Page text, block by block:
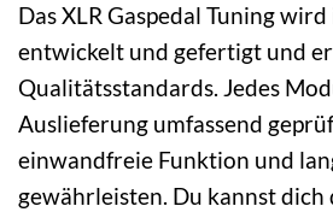
Das XLR Gaspedal Tuning
entwickelt und gefertigt und
Qualitätsstandards. Jedes
Auslieferung umfassend
einwandfreie Funktion und
gewährleisten. Du kannst dich